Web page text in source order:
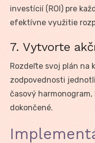
investícií (ROI) pre
efektívne využitie
7. Vytvorte
Rozdeľte svoj plán na
zodpovednosti
časový
dokončené.